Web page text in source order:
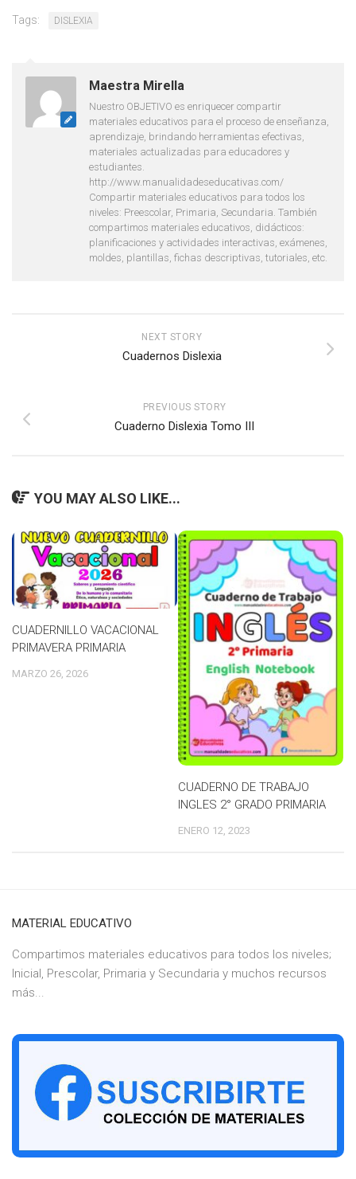
Tags: DISLEXIA
Maestra Mirella
Nuestro OBJETIVO es enriquecer compartir
materiales educativos para el proceso de enseñanza,
aprendizaje, brindando herramientas efectivas,
materiales actualizadas para educadores y
estudiantes.
http://www.manualidadeseducativas.com/
Compartir materiales educativos para todos los
niveles: Preescolar, Primaria, Secundaria. También
compartimos materiales educativos, didácticos:
planificaciones y actividades interactivas, exámenes,
moldes, plantillas, fichas descriptivas, tutoriales, etc.
NEXT STORY
Cuadernos Dislexia
PREVIOUS STORY
Cuaderno Dislexia Tomo III
YOU MAY ALSO LIKE...
CUADERNILLO VACACIONAL
PRIMAVERA PRIMARIA
MARZO 26, 2026
CUADERNO DE TRABAJO
INGLES 2° GRADO PRIMARIA
ENERO 12, 2023
MATERIAL EDUCATIVO
Compartimos materiales educativos para todos los niveles;
Inicial, Prescolar, Primaria y Secundaria y muchos recursos
más...